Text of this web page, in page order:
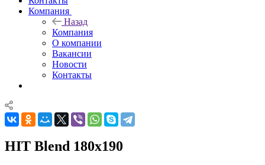
Компания
Назад
Компания
О компании
Вакансии
Новости
Контакты
HIT Blend 180x190